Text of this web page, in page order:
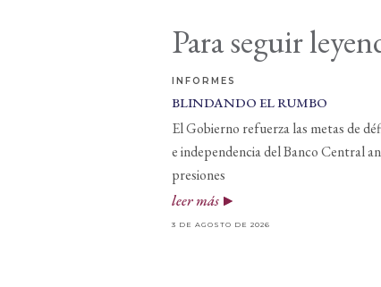
Para seguir
INFORMES
BLINDANDO EL RUMBO
El Gobierno refuerza las metas de
e independencia del Banco Central
presiones
leer más
3 DE AGOSTO DE 2026